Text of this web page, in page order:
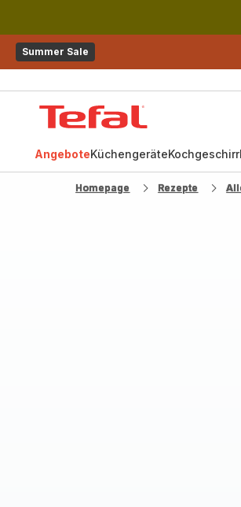
Summer Sale
AngeboteKüchengeräteKochgeschirr
Homepage Rezepte